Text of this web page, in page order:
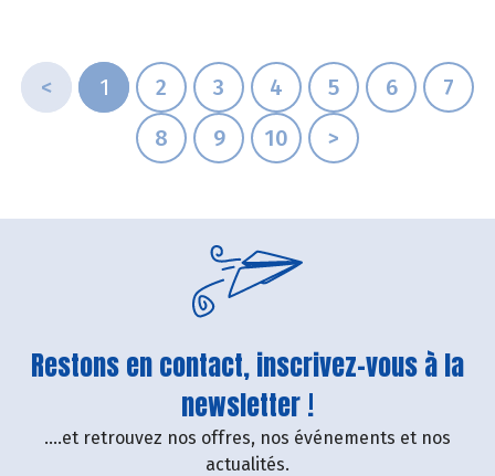
< 1 2 3 4 5 6
7
8
9 10 >
Restons en contact, inscrivez-vous à la
newsletter !
....et retrouvez nos offres, nos événements et nos
actualités.